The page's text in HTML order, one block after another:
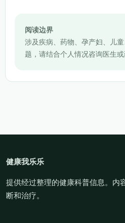
阅读边界
涉及疾病、药物、孕产妇、儿
题，请结合个人情况咨询医生或
健康我乐乐
提供经过整理的健康科普信息。内
断和治疗。